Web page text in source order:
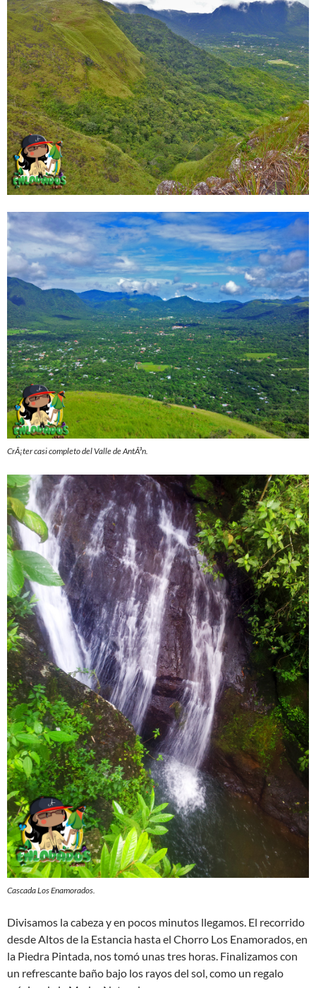
CrÃ¡ter casi completo del Valle de AntÃ³n.
Cascada Los Enamorados.
Divisamos la cabeza y en pocos minutos llegamos. El recorrido
desde Altos de la Estancia hasta el Chorro Los Enamorados, en
la Piedra Pintada, nos tomó unas tres horas. Finalizamos con
un refrescante baño bajo los rayos del sol, como un regalo